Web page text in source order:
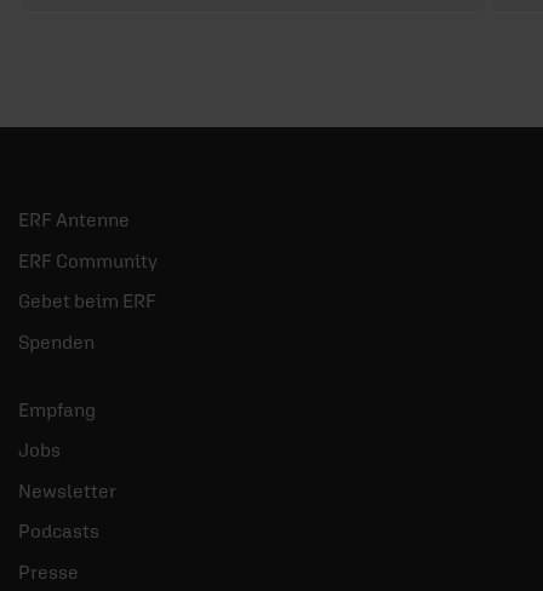
ERF Antenne
ERF Community
Gebet beim ERF
Spenden
Empfang
Jobs
Newsletter
Podcasts
Presse